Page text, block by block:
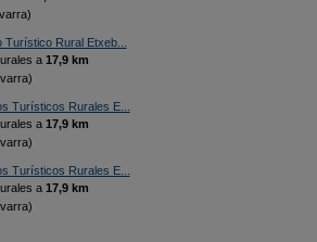
Turístico Rural Etxeb...
a 17,9 km
Turísticos Rurales E...
a 17,9 km
Turísticos Rurales E...
a 17,9 km